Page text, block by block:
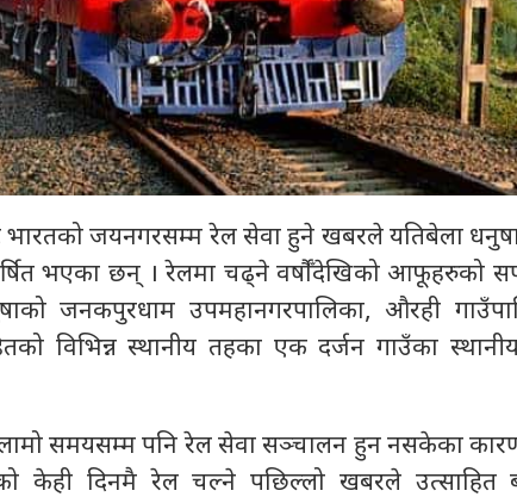
भारतको जयनगरसम्म रेल सेवा हुने खबरले यतिबेला
भएका छन् । रेलमा चढ्ने वर्षौँदेखिको आफूहरुको
जनकपुरधाम उपमहानगरपालिका, औरही
विभिन्न स्थानीय तहका एक दर्जन गाउँका
समयसम्म पनि रेल सेवा सञ्चालन हुन नसकेका
केही दिनमै रेल चल्ने पछिल्लो खबरले उत्साहित